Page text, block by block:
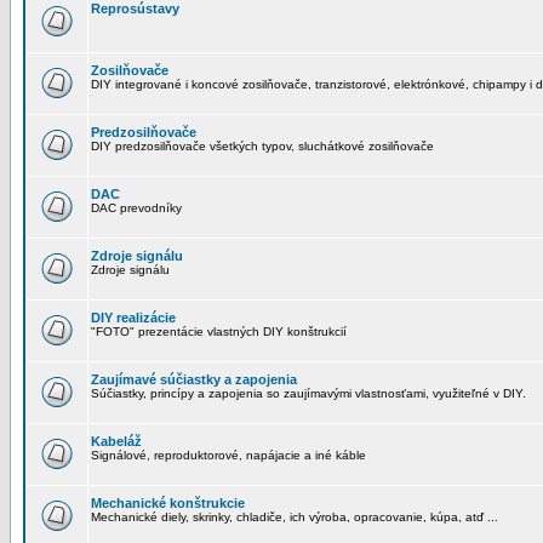
Reprosústavy
Zosilňovače
DIY integrované i koncové zosilňovače, tranzistorové, elektrónkové, chipampy i
Predzosilňovače
DIY predzosilňovače všetkých typov, sluchátkové zosilňovače
DAC
DAC prevodníky
Zdroje signálu
Zdroje signálu
DIY realizácie
"FOTO" prezentácie vlastných DIY konštrukcií
Zaujímavé súčiastky a zapojenia
Súčiastky, princípy a zapojenia so zaujímavými vlastnosťami, využiteľné v DIY.
Kabeláž
Signálové, reproduktorové, napájacie a iné káble
Mechanické konštrukcie
Mechanické diely, skrinky, chladiče, ich výroba, opracovanie, kúpa, atď ...